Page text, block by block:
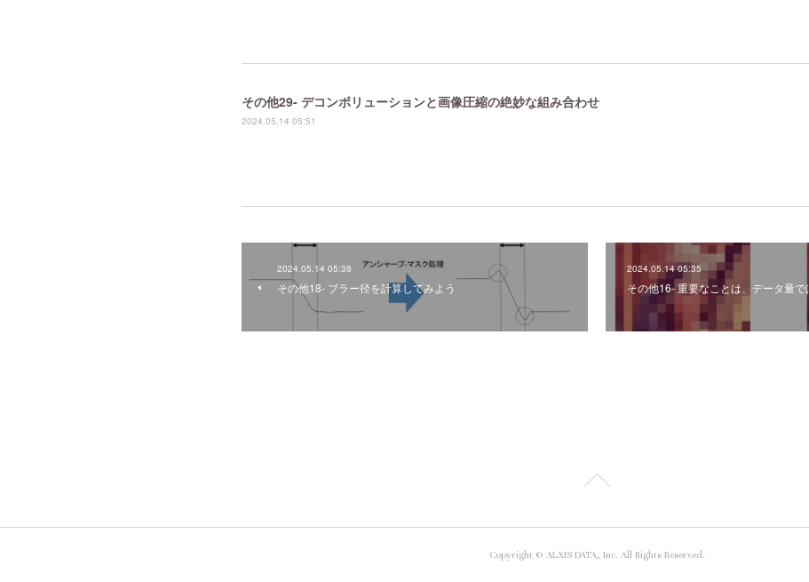
その他29- デコンボリューションと画像圧縮の絶妙な組み合わせ
2024.05.14 05:51
2024.05.14 05:38
その他18- ブラー径を計算してみよう
2024.05.14 05:35
その他16- 重要なことは、データ量
Copyright © ALXIS DATA, Inc. All Rights Reserved.